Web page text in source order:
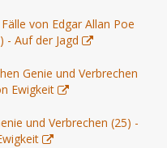
von Edgar Allan Poe
- Auf der Jagd
Genie und Verbrechen
Ewigkeit
und Verbrechen (25) -